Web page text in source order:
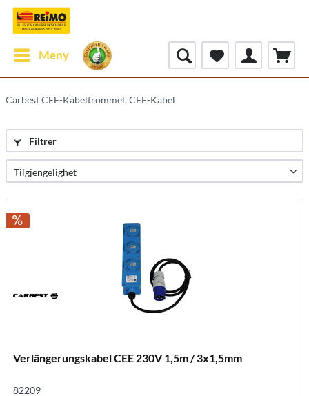
Meny
Carbest CEE-Kabeltrommel, CEE-Kabel
Filtrer
Verlängerungskabel CEE 230V 1,5m / 3x1,5mm
82209